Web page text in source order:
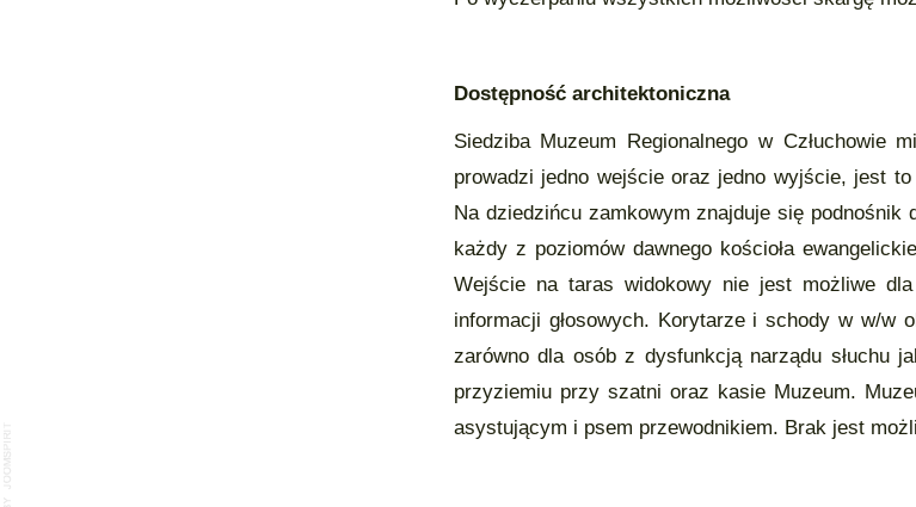
Dostępność architektoniczna
Siedziba Muzeum Regionalnego w Człuchowie
prowadzi jedno wejście oraz jedno wyjście, jest
Na dziedzińcu zamkowym znajduje się podnośnik
każdy z poziomów dawnego kościoła
Wejście na taras widokowy nie jest możliwe
informacji głosowych. Korytarze i schody w w/w
zarówno dla osób z dysfunkcją narządu słuchu
przyziemiu przy szatni oraz kasie Muzeum.
asystującym i psem przewodnikiem. Brak jest